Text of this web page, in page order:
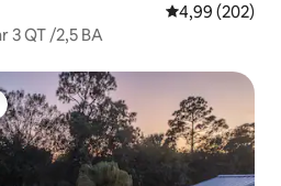
4,99 de uma
4,99 (202)
3 QT /2,5 BA